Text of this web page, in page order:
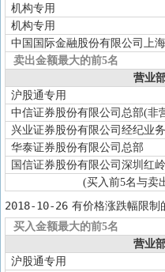
机构专用
机构专用
中国国际金融股份有限公司上
卖出金额最大的前5名
营业
沪股通专用
中信证券股份有限公司总部(非
兴业证券股份有限公司经纪业
华泰证券股份有限公司总部
国信证券股份有限公司深圳红
(买入前5名与卖
2018-10-26 有价格涨跌幅限制
买入金额最大的前5名
营业
沪股通专用